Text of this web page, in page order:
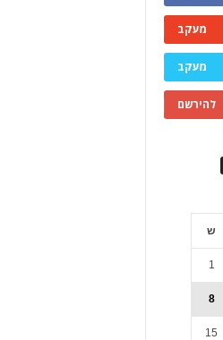
מעקב
מעקב
להירשם
ש
1
8
15